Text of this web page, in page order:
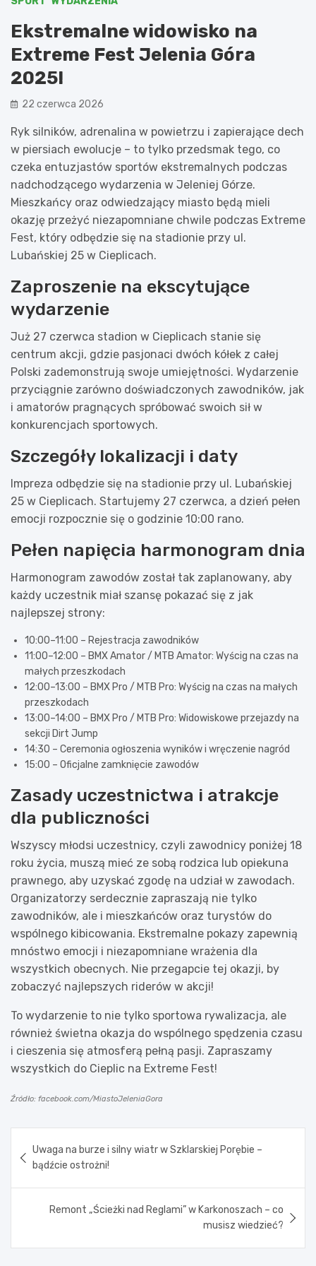
Ekstremalne widowisko na
Extreme Fest Jelenia Góra
2025!
22 czerwca 2026
Ryk silników, adrenalina w powietrzu i zapierające dech
w piersiach ewolucje – to tylko przedsmak tego, co
czeka entuzjastów sportów ekstremalnych podczas
nadchodzącego wydarzenia w Jeleniej Górze.
Mieszkańcy oraz odwiedzający miasto będą mieli
okazję przeżyć niezapomniane chwile podczas Extreme
Fest, który odbędzie się na stadionie przy ul.
Lubańskiej 25 w Cieplicach.
Zaproszenie na ekscytujące
wydarzenie
Już 27 czerwca stadion w Cieplicach stanie się
centrum akcji, gdzie pasjonaci dwóch kółek z całej
Polski zademonstrują swoje umiejętności. Wydarzenie
przyciągnie zarówno doświadczonych zawodników, jak
i amatorów pragnących spróbować swoich sił w
konkurencjach sportowych.
Szczegóły lokalizacji i daty
Impreza odbędzie się na stadionie przy ul. Lubańskiej
25 w Cieplicach. Startujemy 27 czerwca, a dzień pełen
emocji rozpocznie się o godzinie 10:00 rano.
Pełen napięcia harmonogram dnia
Harmonogram zawodów został tak zaplanowany, aby
każdy uczestnik miał szansę pokazać się z jak
najlepszej strony:
10:00–11:00 – Rejestracja zawodników
11:00–12:00 – BMX Amator / MTB Amator: Wyścig na czas na
małych przeszkodach
12:00–13:00 – BMX Pro / MTB Pro: Wyścig na czas na małych
przeszkodach
13:00–14:00 – BMX Pro / MTB Pro: Widowiskowe przejazdy na
sekcji Dirt Jump
14:30 – Ceremonia ogłoszenia wyników i wręczenie nagród
15:00 – Oficjalne zamknięcie zawodów
Zasady uczestnictwa i atrakcje
dla publiczności
Wszyscy młodsi uczestnicy, czyli zawodnicy poniżej 18
roku życia, muszą mieć ze sobą rodzica lub opiekuna
prawnego, aby uzyskać zgodę na udział w zawodach.
Organizatorzy serdecznie zapraszają nie tylko
zawodników, ale i mieszkańców oraz turystów do
wspólnego kibicowania. Ekstremalne pokazy zapewnią
mnóstwo emocji i niezapomniane wrażenia dla
wszystkich obecnych. Nie przegapcie tej okazji, by
zobaczyć najlepszych riderów w akcji!
To wydarzenie to nie tylko sportowa rywalizacja, ale
również świetna okazja do wspólnego spędzenia czasu
i cieszenia się atmosferą pełną pasji. Zapraszamy
wszystkich do Cieplic na Extreme Fest!
Źródło: facebook.com/MiastoJeleniaGora
wpisu
Uwaga na burze i silny wiatr w Szklarskiej Porębie –
bądźcie ostrożni!
Remont „Ścieżki nad Reglami” w Karkonoszach – co
musisz wiedzieć?